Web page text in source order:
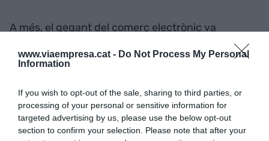
www.viaempresa.cat - Do Not Process My Personal
Information
If you wish to opt-out of the sale, sharing to third parties, or
processing of your personal or sensitive information for
targeted advertising by us, please use the below opt-out
section to confirm your selection. Please note that after your
A més, el gegant del comerç electrònic va
confirmar fa uns mesos la seva intenció de crear
el 2017més de 500 nous llocs de feina fixes,la
augmentarà la seva plantilla més d'un 50%,
passant dels 1.000 treballadors actuals als 1.500
que tindrà a final del 2017.